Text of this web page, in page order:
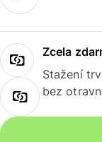
Zcela
Stažení
bez